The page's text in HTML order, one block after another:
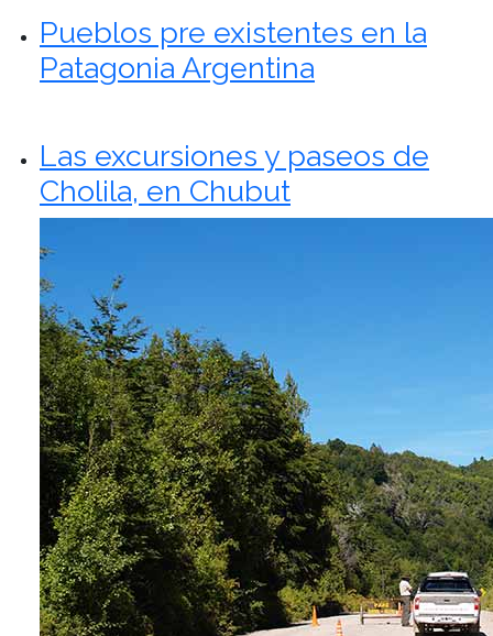
Pueblos pre existentes en la
Patagonia Argentina
Las excursiones y paseos de
Cholila, en Chubut